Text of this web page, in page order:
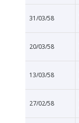
31/03/58
20/03/58
13/03/58
27/02/58